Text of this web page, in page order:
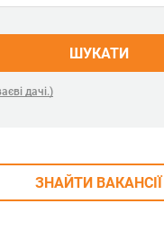
ШУКАТИ
дачі.)
ЗНАЙТИ ВАКАНСІЇ